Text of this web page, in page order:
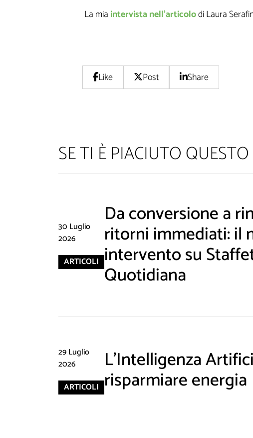
La mia intervista nell'articolodi Laura
Like Post Share
SE TI È PIACIUTO
30 Luglio
2026
ARTICOLI
Da conversione a
ritorni immediati: il
intervento su
Quotidiana
29 Luglio
2026
ARTICOLI
L'Intelligenza
risparmiare energia